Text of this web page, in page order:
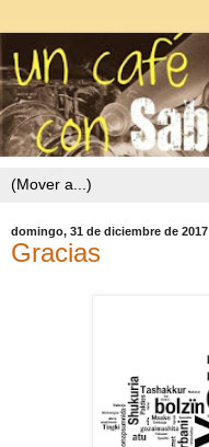
domingo, 31 de diciembre de 2017
Gracias